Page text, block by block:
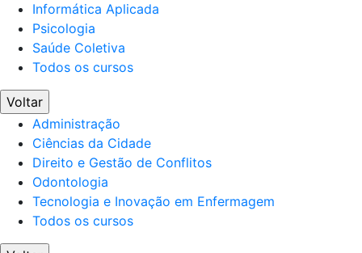
Informática Aplicada
Psicologia
Saúde Coletiva
Todos os cursos
Voltar
Administração
Ciências da Cidade
Direito e Gestão de Conflitos
Odontologia
Tecnologia e Inovação em Enfermagem
Todos os cursos